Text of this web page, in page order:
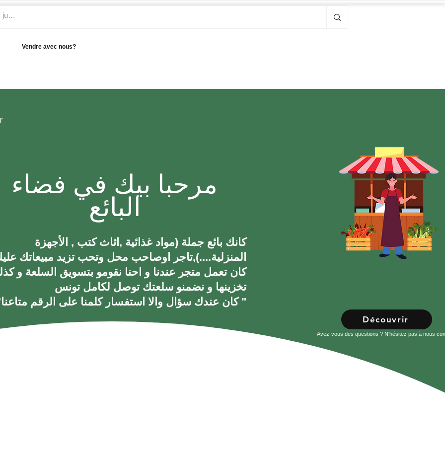
Vendre avec nous?
مرحبا بيك في فضاء
البائع
كانك بائع جملة (مواد غذائية ,اثاث كتب , الأجهزة
المنزلية....),تاجر اوصاحب محل وتحب تزيد مبيعاتك
كان تعمل متجر عندنا و احنا نقومو بتسويق السلعة و
تخزينها و نضمنو سلعتك توصل لكامل تونس
"كان عندك سؤال والا استفسار كلمنا على الرقم متاعنا "
Découvrir
Avez-vous des questions ? N'hésitez pas à nous